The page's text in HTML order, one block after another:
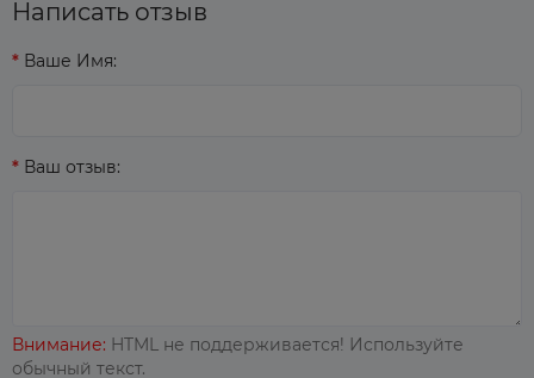
Написать отзыв
Ваше Имя:
Ваш отзыв:
Внимание: HTML не поддерживается! Используйте
обычный текст.